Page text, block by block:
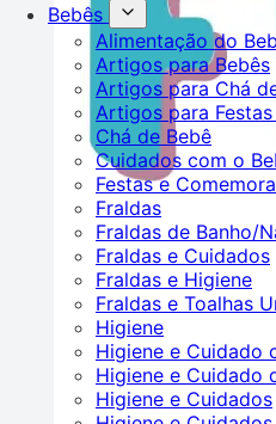
Bebês
Alimentação do
Artigos para Bebês
Artigos para Chá
Artigos para
Chá de Bebê
Cuidados com o
Festas e
Fraldas
Fraldas de Banho/
Fraldas e Cuidados
Fraldas e Higiene
Fraldas e Toalhas
Higiene
Higiene e Cuidado
Higiene e Cuidado
Higiene e Cuidados